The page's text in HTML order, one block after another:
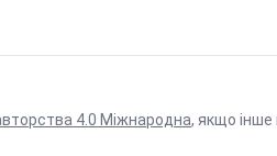
4.0 Міжнародна, якщо інше